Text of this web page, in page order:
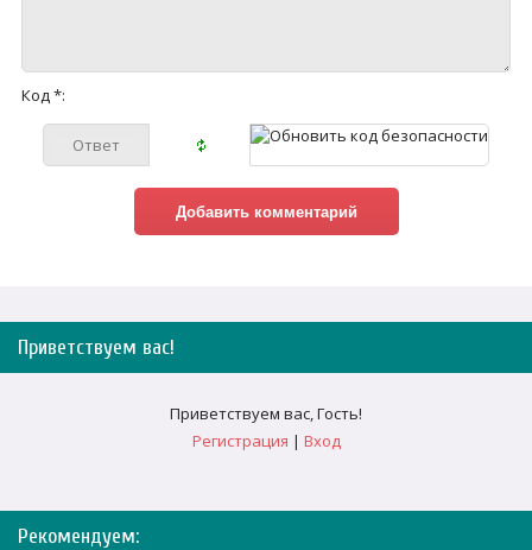
Код *:
Приветствуем вас!
Приветствуем вас,Гость!
Регистрация | Вход
Рекомендуем: